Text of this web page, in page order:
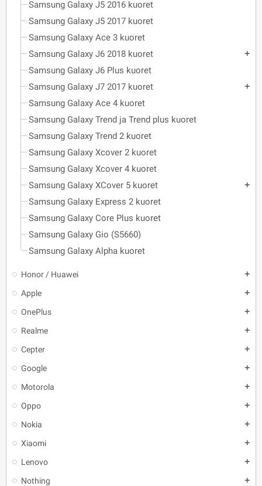
Samsung Galaxy J5 2016 kuoret
Samsung Galaxy J5 2017 kuoret
Samsung Galaxy Ace 3 kuoret
Samsung Galaxy J6 2018 kuoret
add
Samsung Galaxy J6 Plus kuoret
Samsung Galaxy J7 2017 kuoret
add
Samsung Galaxy Ace 4 kuoret
Samsung Galaxy Trend ja Trend plus kuoret
Samsung Galaxy Trend 2 kuoret
Samsung Galaxy Xcover 2 kuoret
Samsung Galaxy Xcover 4 kuoret
Samsung Galaxy XCover 5 kuoret
add
Samsung Galaxy Express 2 kuoret
Samsung Galaxy Core Plus kuoret
Samsung Galaxy Gio (S5660)
Samsung Galaxy Alpha kuoret
Honor / Huawei add
Apple add
OnePlus add
Realme add
Cepter add
Google add
Motorola add
Oppo add
Nokia add
Xiaomi add
Lenovo add
Nothing add